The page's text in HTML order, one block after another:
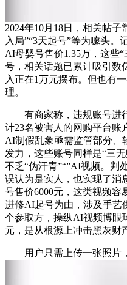
2024年10月18日，相关帖子
入局”“3天起号”等为噱头。
AI母婴号售价1.35万，这些
号，相关话题已累计吸引数
入正在1万元摆布。但也有
理。
有商家称，违规账号进行
计23名被害人的网购平台账
AI制假乱象亟需监管部分、
发力，这些账号同样是“三
不乏“伪汗青”“”AI视频。判
误认为是实人，也实现了消
号售价6000元，这类视频容
进修AI起号为由，涉及手艺
个参取方，操纵AI视频博眼
元，是从根源上冲击黑灰财
用户只需上传一张照片，